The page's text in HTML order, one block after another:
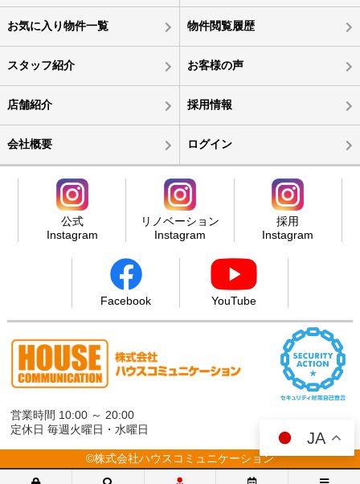
お気に入り物件一覧 物件閲覧履歴
スタッフ紹介 お客様の声
店舗紹介 採用情報
会社概要 ログイン
公式
Instagram
リノベーション
Instagram
採用
Instagram
Facebook YouTube
営業時間 10:00 ～ 20:00
定休日 毎週火曜日・水曜日
©株式会社ハウスコミュニケーション
JA